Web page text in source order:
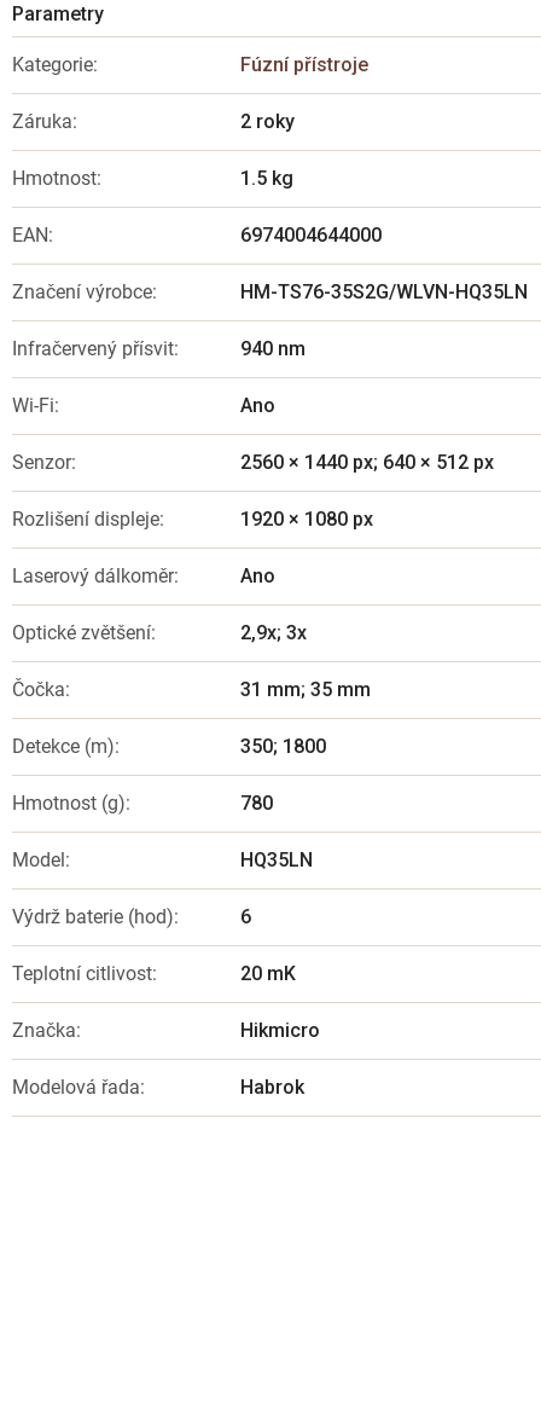
Kategorie: Fúzní přístroje
Záruka: 2 roky
Hmotnost: 1.5 kg
EAN: 6974004644000
Značení výrobce: HM-TS76-35S2G/WLVN-HQ35LN
Infračervený přísvit: 940 nm
Wi-Fi: Ano
Senzor: 2560 × 1440 px; 640 × 512 px
Rozlišení displeje: 1920 × 1080 px
Laserový dálkoměr: Ano
Optické zvětšení: 2,9x; 3x
Čočka: 31 mm; 35 mm
Detekce (m): 350; 1800
Hmotnost (g): 780
Model : HQ35LN
Výdrž baterie (hod): 6
Teplotní citlivost: 20 mK
Značka: Hikmicro
Modelová řada: Habrok